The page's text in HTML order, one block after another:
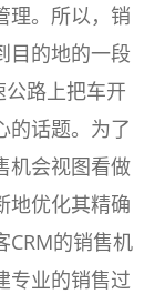
理。所以，销
目的地的一段
路上把车开
的话题。为了
机会视图看做
地优化其精确
CRM的销售机
专业的销售过